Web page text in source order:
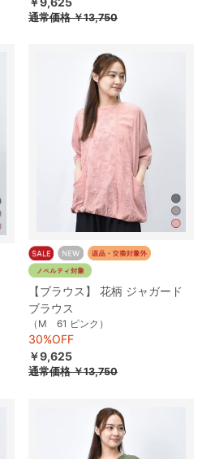
通常価格￥13,750
【ブラウス】 花柄 ジャガード
ブラウス
（M 61 ピンク）
30%OFF
￥9,625
通常価格￥13,750